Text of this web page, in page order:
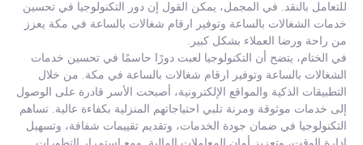
للتعامل بالنقد. في المجمل، يمكن القول إن دور التكنولوجيا في تحسين
خدمات الشغالات بالساعة وتوفير ارقام شغالات بالساعة في مكة يعزز
من راحة ورضا العملاء بشكل كبير.
في الختام، يتضح أن التكنولوجيا لعبت دورًا حاسمًا في تحسين خدمات
الشغالات بالساعة وتوفير ارقام شغالات بالساعة في مكة. من خلال
التطبيقات الذكية والمواقع الإلكترونية، أصبحت الأسر قادرة على الوصول
إلى خدمات موثوقة ومرنة تلبي احتياجاتهم المنزلية بكفاءة عالية. تساهم
التكنولوجيا في ضمان جودة الخدمات، وتقديم تقييمات شفافة، وتسهيل